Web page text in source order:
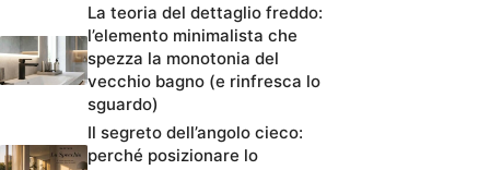
La teoria del dettaglio freddo:
l’elemento minimalista che
spezza la monotonia del
vecchio bagno (e rinfresca lo
sguardo)
Il segreto dell’angolo cieco:
perché posizionare lo